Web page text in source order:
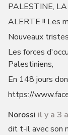
PALESTINE,
ALERTE !! Les
Nouveaux
Les forces
Palestiniens,
En 148 jours
https://
Norossi il y a 3
dit t-il avec son